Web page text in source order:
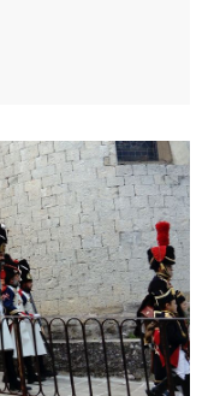
band and the
set the pace for
lighting, balls
the funfair takes